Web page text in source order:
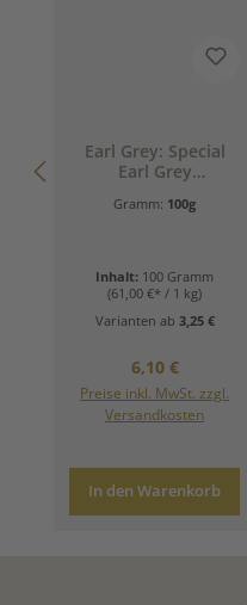
Earl Grey: Special
Earl Grey
Gramm: 100g
Inhalt: 100 Gramm
(61,00 €* / 1 kg)
Varianten ab 3,25 €
Regulärer Preis:
6,10 €
Preise inkl. MwSt. zzgl.
Versandkosten
In den Warenkorb